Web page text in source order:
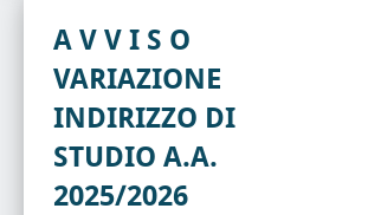
A V V I S O
VARIAZIONE
INDIRIZZO DI
STUDIO A.A.
2025/2026